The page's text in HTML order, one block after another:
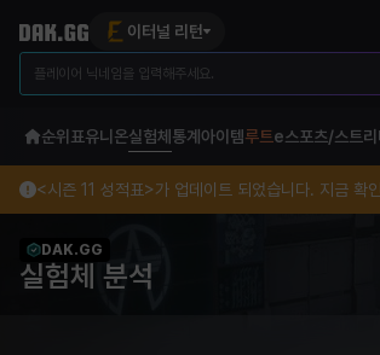
이터널 리턴
순위표유니온실험체 통계 아이템루트e스포츠/스트리
<시즌 11 성적표>가 업데이트 되었습니다. 지금 확
DAK.GG
실험체 분석